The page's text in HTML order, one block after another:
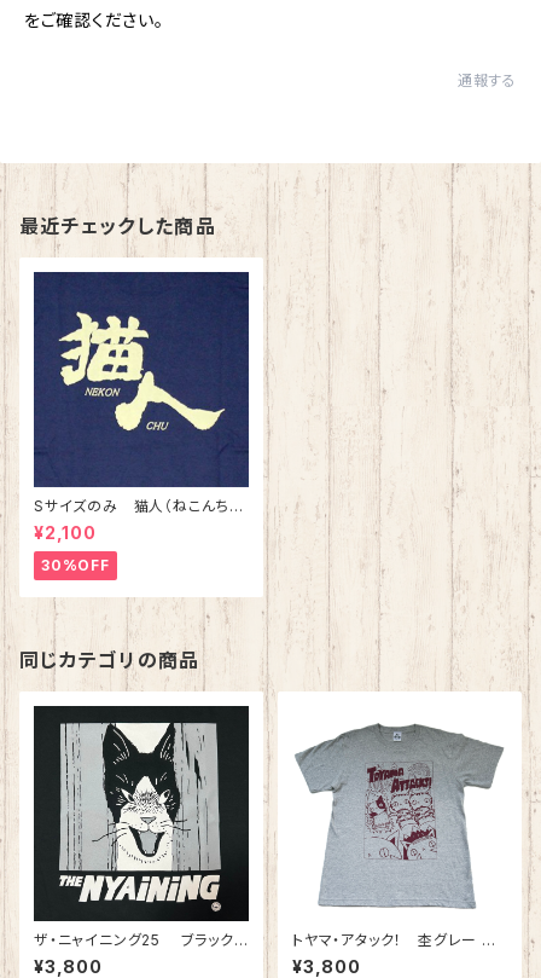
をご確認ください。
通報する
最近チェックした商品
Sサイズのみ 猫人（ねこんち
ゅ）Tシャツ インディゴ 綿10
0%
¥2,100
30%OFF
同じカテゴリの商品
ザ・ニャイニング25 ブラック
綿100%
¥3,800
トヤマ・アタック！ 杢グレー
綿80％ ポリエステル20％
¥3,800